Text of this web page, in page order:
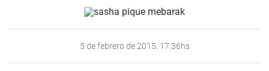
5 de febrero de 2015, 17:36hs